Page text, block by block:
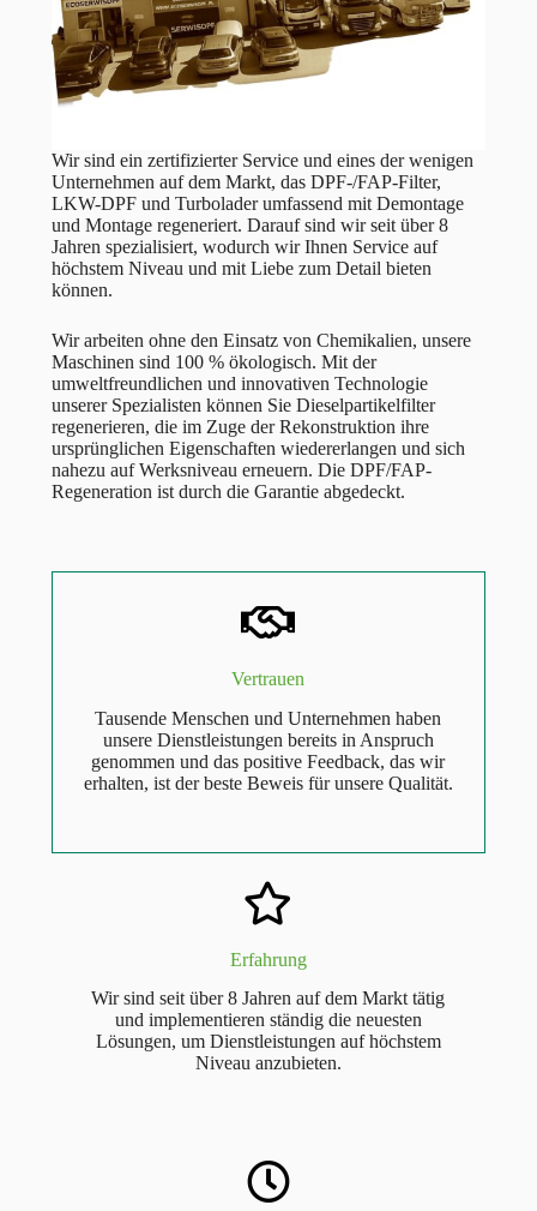
Wir sind ein zertifizierter Service und eines der wenigen
Unternehmen auf dem Markt, das DPF-/FAP-Filter,
LKW-DPF und Turbolader umfassend mit Demontage
und Montage regeneriert. Darauf sind wir seit über 8
Jahren spezialisiert, wodurch wir Ihnen Service auf
höchstem Niveau und mit Liebe zum Detail bieten
können.
Wir arbeiten ohne den Einsatz von Chemikalien, unsere
Maschinen sind 100 % ökologisch. Mit der
umweltfreundlichen und innovativen Technologie
unserer Spezialisten können Sie Dieselpartikelfilter
regenerieren, die im Zuge der Rekonstruktion ihre
ursprünglichen Eigenschaften wiedererlangen und sich
nahezu auf Werksniveau erneuern. Die DPF/FAP-
Regeneration ist durch die Garantie abgedeckt.
Vertrauen
Tausende Menschen und Unternehmen haben
unsere Dienstleistungen bereits in Anspruch
genommen und das positive Feedback, das wir
erhalten, ist der beste Beweis für unsere Qualität.
Erfahrung
Wir sind seit über 8 Jahren auf dem Markt tätig
und implementieren ständig die neuesten
Lösungen, um Dienstleistungen auf höchstem
Niveau anzubieten.